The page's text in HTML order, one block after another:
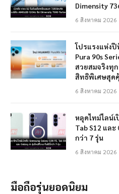
Dimensity
6 สิงหาคม 2026
โปรแรงแห่งปี
Pura 90s
สวยสมจริงทุ
สิทธิพิเศษสุด
6 สิงหาคม 2026
หลุดไทม์ไลน์เ
Tab S12 แล
กว่า 7 รุ่น
6 สิงหาคม 2026
มือถือรุ่นยอดนิยม